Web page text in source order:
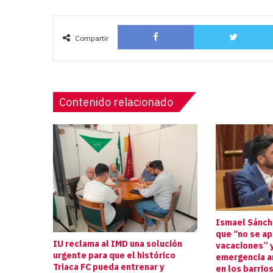
Compartir
Facebook
Contenido relacionado
IU reclama al IMD una solución
urgente para que el histórico
Triaca FC pueda entrenar y
Ismael
que “no se
vacaciones”
emergencia
en los barrios